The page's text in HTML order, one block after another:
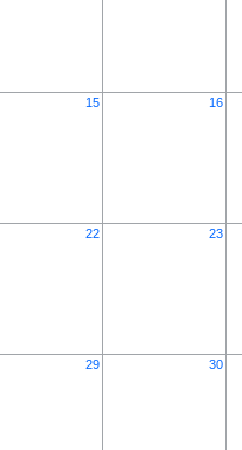
15 16
22 23
29 30